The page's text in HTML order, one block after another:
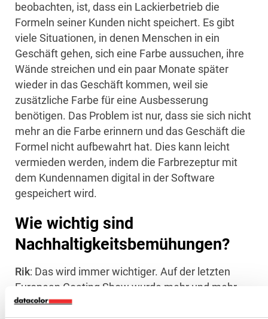
beobachten, ist, dass ein Lackierbetrieb die
Formeln seiner Kunden nicht speichert. Es gibt
viele Situationen, in denen Menschen in ein
Geschäft gehen, sich eine Farbe aussuchen, ihre
Wände streichen und ein paar Monate später
wieder in das Geschäft kommen, weil sie
zusätzliche Farbe für eine Ausbesserung
benötigen. Das Problem ist nur, dass sie sich nicht
mehr an die Farbe erinnern und das Geschäft die
Formel nicht aufbewahrt hat. Dies kann leicht
vermieden werden, indem die Farbrezeptur mit
dem Kundennamen digital in der Software
gespeichert wird.
Wie wichtig sind
Nachhaltigkeitsbemühungen?
Rik: Das wird immer wichtiger. Auf der letzten
European Coating Show wurde mehr und mehr
über umweltfreundliche Farben, natürliche Farben